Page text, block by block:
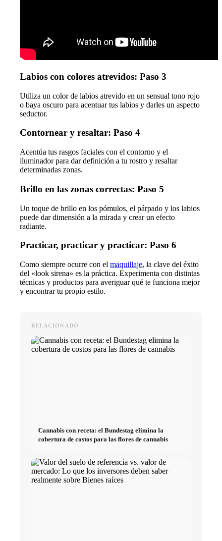
Labios con colores atrevidos: Paso 3
Utiliza un color de labios atrevido en un sensual tono rojo
o baya oscuro para acentuar tus labios y darles un aspecto
seductor.
Contornear y resaltar: Paso 4
Acentúa tus rasgos faciales con el contorno y el
iluminador para dar definición a tu rostro y resaltar
determinadas zonas.
Brillo en las zonas correctas: Paso 5
Un toque de brillo en los pómulos, el párpado y los labios
puede dar dimensión a la mirada y crear un efecto
radiante.
Practicar, practicar y practicar: Paso 6
Como siempre ocurre con elmaquillaje, la clave del éxito
del «look sirena» es la práctica. Experimenta con distintas
técnicas y productos para averiguar qué te funciona mejor
y encontrar tu propio estilo.
RELACIONADO
Cannabis con receta: el Bundestag elimina la
cobertura de costos para las flores de cannabis